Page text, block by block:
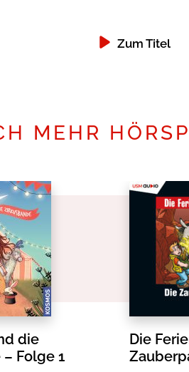
Zum Titel
MEHR
die
Folge 1
Die